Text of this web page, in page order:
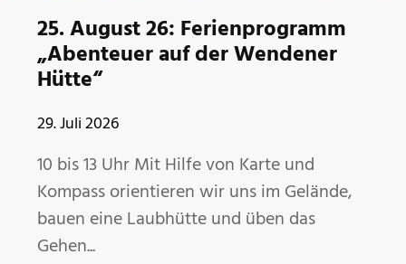
25. August 26: Ferienprogramm
„Abenteuer auf der Wendener
Hütte“
29. Juli 2026
10 bis 13 Uhr Mit Hilfe von Karte und
Kompass orientieren wir uns im Gelände,
bauen eine Laubhütte und üben das
Gehen...